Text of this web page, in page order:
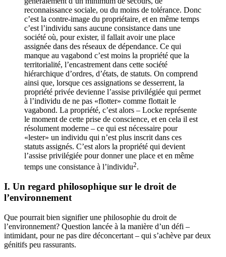
reconnaissance sociale, ou du moins de tolérance. Donc
c’est la contre-image du propriétaire, et en même temps
c’est l’individu sans aucune consistance dans une
société où, pour exister, il fallait avoir une place
assignée dans des réseaux de dépendance. Ce qui
manque au vagabond c’est moins la propriété que la
territorialité, l’encastrement dans cette société
hiérarchique d’ordres, d’états, de statuts. On comprend
ainsi que, lorsque ces assignations se desserrent, la
propriété privée devienne l’assise privilégiée qui permet
à l’individu de ne pas «flotter» comme flottait le
vagabond. La propriété, c’est alors – Locke représente
le moment de cette prise de conscience, et en cela il est
résolument moderne – ce qui est nécessaire pour
«lester» un individu qui n’est plus inscrit dans ces
statuts assignés. C’est alors la propriété qui devient
l’assise privilégiée pour donner une place et en même
temps une consistance à l’individu2.
I. Un regard philosophique sur le droit de
l’environnement
Que pourrait bien signifier une philosophie du droit de
l’environnement? Question lancée à la manière d’un défi –
intimidant, pour ne pas dire déconcertant – qui s’achève par deux
génitifs peu rassurants.